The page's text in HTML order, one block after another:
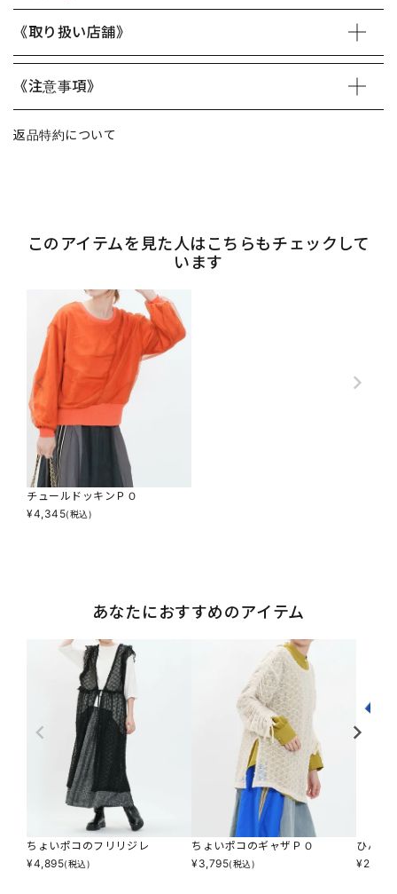
《取り扱い店舗》
《注意事項》
返品特約について
このアイテムを見た人はこちらもチェックして
います
チュールドッキンＰＯ
¥4,345(税込)
あなたにおすすめのアイテム
ちょいポコのフリリジレ
¥4,895(税込)
ちょいポコのギャザＰＯ
¥3,795(税込)
ひんや
¥2,607